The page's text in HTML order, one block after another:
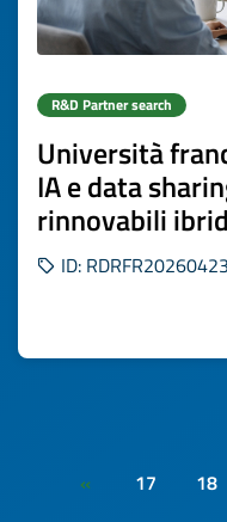
R&D Partner search
Università
IA e data
rinnovabili
ID:
« 17 18